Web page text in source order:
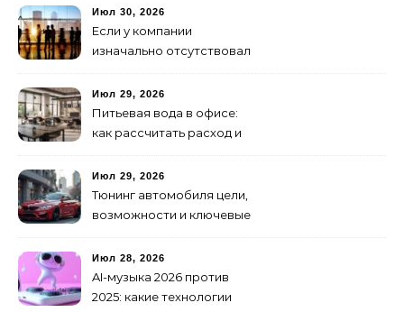
лишних затрат
Июл 30, 2026
Если у компании
изначально отсутствовал
как не утонуть в хаосе
Июл 29, 2026
Питьевая вода в офисе:
как рассчитать расход и
Июл 29, 2026
Тюнинг автомобиля цели,
возможности и ключевые
транспортных средств
Июл 28, 2026
AI-музыка 2026 против
2025: какие технологии